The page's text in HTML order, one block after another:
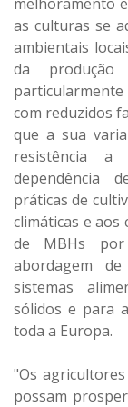
as culturas se
ambientais
da
particularmente
com reduzidos
que a sua
resistência
dependência
práticas de
climáticas e aos
de MBHs
abordagem
sistemas
sólidos e para
toda a Europa.
"Os
possam